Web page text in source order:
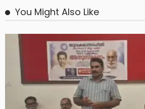
You Might Also Like